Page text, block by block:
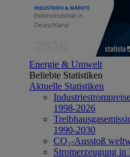
Energie & Umwelt
Beliebte Statistiken
Aktuelle Statistiken
1998-2026
1990-2030
CO₂-Ausstoß
Stromerzeugung in